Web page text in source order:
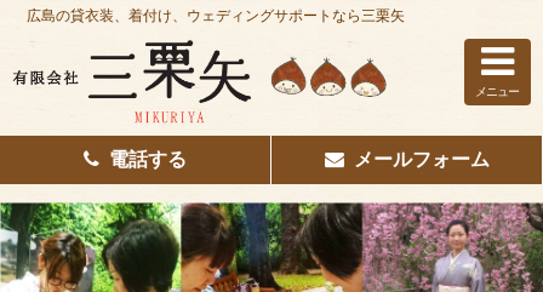
ホーム
はじめての方へ
レンタル衣装
広島の貸衣装、着付け、ウェディングサポートなら三栗矢
メニュー
電話する メールフォーム